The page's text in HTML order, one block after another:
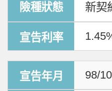
新契
98/10